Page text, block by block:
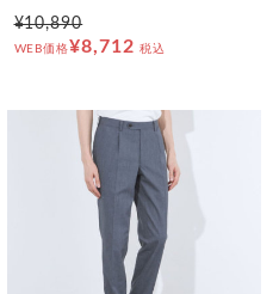
¥10,890
WEB価格¥8,712 税込